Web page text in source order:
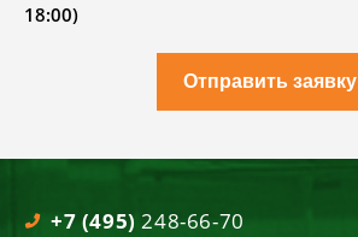
18:00)
Отправить заявку
+7 (495) 248-66-70